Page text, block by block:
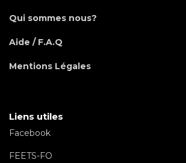
Qui sommes nous?
Aide / F.A.Q
Mentions Légales
Liens utiles
Facebook
FEETS-FO